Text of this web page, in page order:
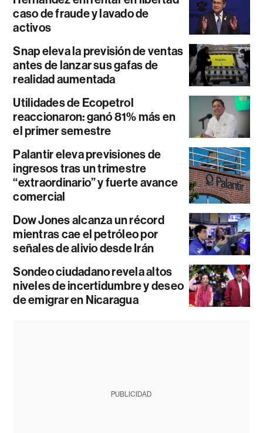
caso de fraude y lavado de
activos
Snap eleva la previsión de ventas
antes de lanzar sus gafas de
realidad aumentada
Utilidades de Ecopetrol
reaccionaron: ganó 81% más en
el primer semestre
Palantir eleva previsiones de
ingresos tras un trimestre
“extraordinario” y fuerte avance
comercial
Dow Jones alcanza un récord
mientras cae el petróleo por
señales de alivio desde Irán
Sondeo ciudadano revela altos
niveles de incertidumbre y deseo
de emigrar en Nicaragua
PUBLICIDAD